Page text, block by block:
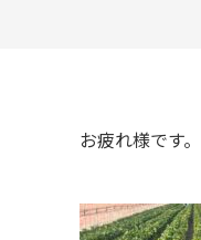
お疲れ様です。